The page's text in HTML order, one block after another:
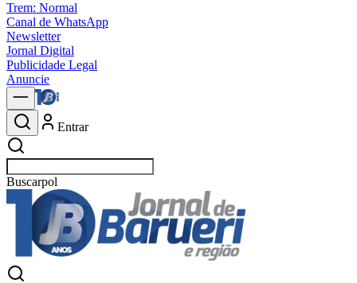
Trem: Normal
Canal de WhatsApp
Newsletter
Jornal Digital
Publicidade Legal
Anuncie
Entrar
Buscarnotícia